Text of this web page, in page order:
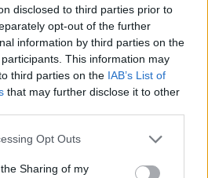
disclosed to third parties prior to
opt-out of the further
information by third parties on the
participants. This information may
third parties on the IAB’s List of
that may further disclose it to other
app uses one or more Google
usage behaviour. You may click to
Opt Outs
Sharing of my
στο Google News
τις ειδήσεις
Ειδήσειςαπό την Ελλάδα